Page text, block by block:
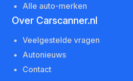
Alle auto-merken
Over Carscanner.nl
Veelgestelde vragen
Autonieuws
Contact